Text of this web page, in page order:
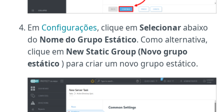
Em Configurações, clique em Selecionarabaixo
do Nome do Grupo Estático. Como alternativa,
clique em New Static Group (Novo grupo
estático) para criar um novo grupo estático.